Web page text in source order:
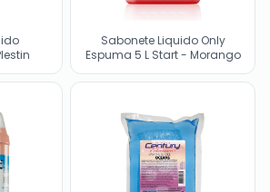
Sabonete Liquido Only
Espuma 5 L Start - Morango